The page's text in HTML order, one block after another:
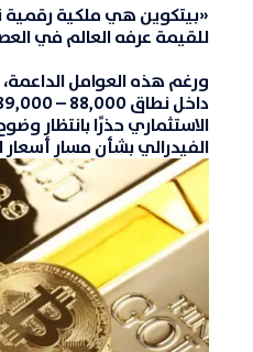
«بيتكوين هي ملكية
للقيمة عرفه العالم في
ورغم هذه العوامل
الاستثماري حذرًا بانتظار
الفيدرالي بشأن مسار أسعار